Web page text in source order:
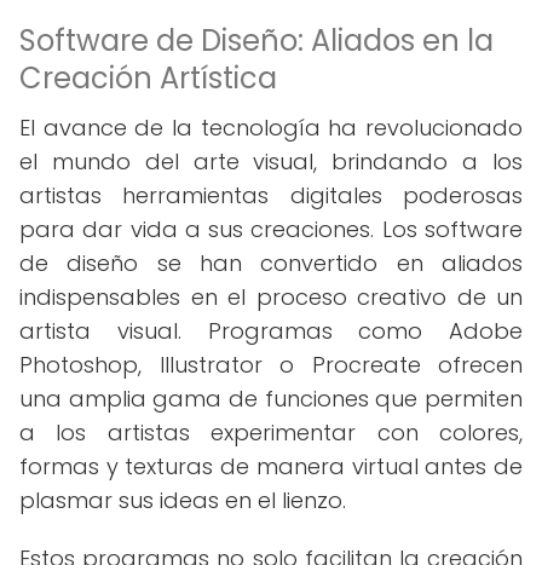
Software de Diseño: Aliados en la
Creación Artística
El avance de la tecnología ha revolucionado
el mundo del arte visual, brindando a los
artistas herramientas digitales poderosas
para dar vida a sus creaciones. Los software
de diseño se han convertido en aliados
indispensables en el proceso creativo de un
artista visual. Programas como Adobe
Photoshop, Illustrator o Procreate ofrecen
una amplia gama de funciones que permiten
a los artistas experimentar con colores,
formas y texturas de manera virtual antes de
plasmar sus ideas en el lienzo.
Estos programas no solo facilitan la creación